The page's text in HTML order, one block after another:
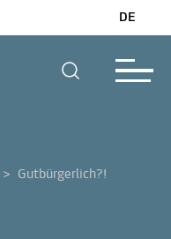
DE
> Gutbürgerlich?!